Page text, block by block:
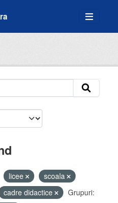
licee
scoala
cadre didactice
Grupuri: